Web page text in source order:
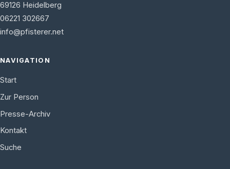
69126 Heidelberg
06221 302667
info@pfisterer.net
NAVIGATION
Start
Zur Person
Presse-Archiv
Kontakt
Suche